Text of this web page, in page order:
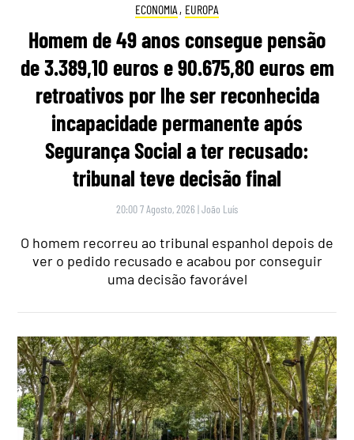
ECONOMIA , EUROPA
Homem de 49 anos consegue pensão
de 3.389,10 euros e 90.675,80 euros em
retroativos por lhe ser reconhecida
incapacidade permanente após
Segurança Social a ter recusado:
tribunal teve decisão final
20:00 7 Agosto, 2026 |João Luís
O homem recorreu ao tribunal espanhol depois de
ver o pedido recusado e acabou por conseguir
uma decisão favorável